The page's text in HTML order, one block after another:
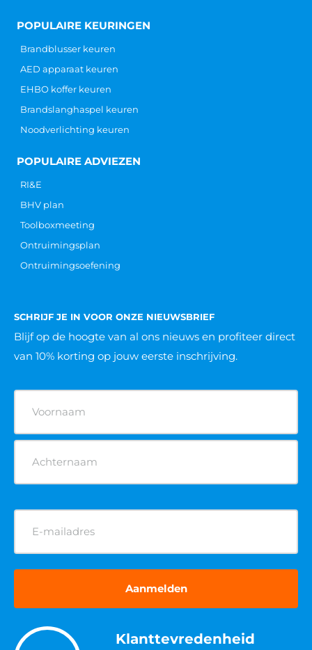
POPULAIRE KEURINGEN
Brandblusser keuren
AED apparaat keuren
EHBO koffer keuren
Brandslanghaspel keuren
Noodverlichting keuren
POPULAIRE ADVIEZEN
RI&E
BHV plan
Toolboxmeeting
Ontruimingsplan
Ontruimingsoefening
SCHRIJF JE IN VOOR ONZE NIEUWSBRIEF
Blijf op de hoogte van al ons nieuws en profiteer direct
van 10% korting op jouw eerste inschrijving.
(Vereist)
E-
mailadres
(Vereist)
Klanttevredenheid